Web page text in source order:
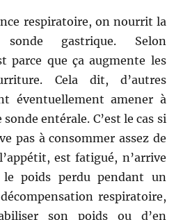
respiratoire, on nourrit la
gastrique. Selon
parce que ça augmente les
Cela dit, d’autres
éventuellement amener à
entérale. C’est le cas si
pas à consommer assez de
est fatigué, n’arrive
poids perdu pendant un
respiratoire,
son poids ou d’en